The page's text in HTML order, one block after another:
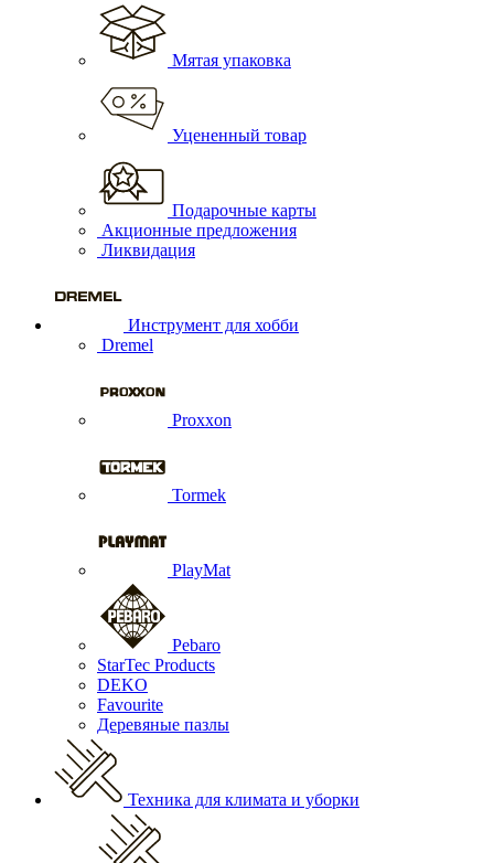
Мятая упаковка
Уцененный товар
Подарочные карты
Акционные предложения
Ликвидация
Инструмент для хобби
Dremel
Proxxon
Tormek
PlayMat
Pebaro
StarTec Products
DEKO
Favourite
Деревяные пазлы
Техника для климата и уборки